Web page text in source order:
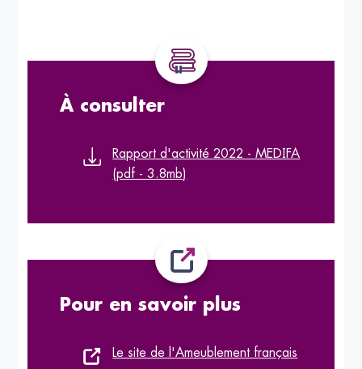
À consulter
Rapport d'activité 2022 - MEDIFA
(pdf - 3.8mb)
Pour en savoir plus
Le site de l'Ameublement français